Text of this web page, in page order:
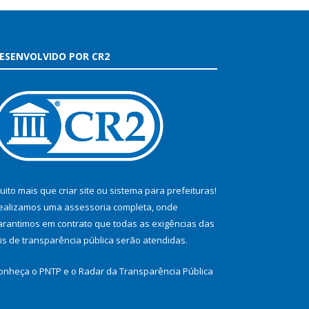
POR CR2
mais que criar site ou sistema para prefeituras!
uma assessoria completa, onde
em contrato que todas as exigências das
de transparência pública serão atendidas.
o PNTP e o Radar da Transparência Pública